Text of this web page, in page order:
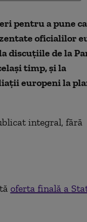
pentru a pune
oficialilor
discuțiile de la
timp, și la
europeni la
integral, fără
oferta finală a